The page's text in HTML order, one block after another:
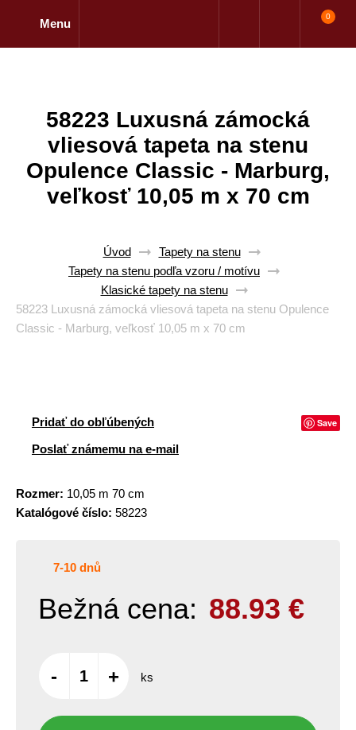
Menu
0
58223 Luxusná zámocká
vliesová tapeta na stenu
Opulence Classic - Marburg,
veľkosť 10,05 m x 70 cm
Úvod
Tapety na stenu
Tapety na stenu podľa vzoru / motívu
Klasické tapety na stenu
58223 Luxusná zámocká vliesová tapeta na stenu Opulence
Classic - Marburg, veľkosť 10,05 m x 70 cm
Pridať do obľúbených Save
Poslať známemu na e-mail
Rozmer: 10,05 m 70 cm
Katalógové číslo: 58223
7-10 dnů
Bežná cena: 88.93 €
- + ks